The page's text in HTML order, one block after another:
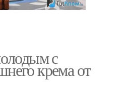
с
крема от